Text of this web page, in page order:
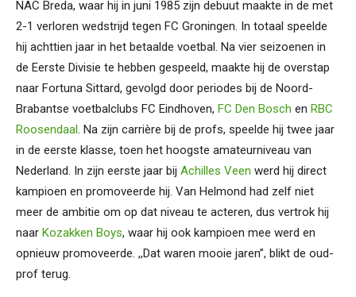
NAC Breda, waar hij in juni 1985 zijn debuut maakte in de met
2-1 verloren wedstrijd tegen FC Groningen. In totaal speelde
hij achttien jaar in het betaalde voetbal. Na vier seizoenen in
de Eerste Divisie te hebben gespeeld, maakte hij de overstap
naar Fortuna Sittard, gevolgd door periodes bij de Noord-
Brabantse voetbalclubs FC Eindhoven, FC Den Bosch en RBC
Roosendaal. Na zijn carrière bij de profs, speelde hij twee jaar
in de eerste klasse, toen het hoogste amateurniveau van
Nederland. In zijn eerste jaar bij Achilles Veen werd hij direct
kampioen en promoveerde hij. Van Helmond had zelf niet
meer de ambitie om op dat niveau te acteren, dus vertrok hij
naar Kozakken Boys, waar hij ook kampioen mee werd en
opnieuw promoveerde. ,,Dat waren mooie jaren’’, blikt de oud-
prof terug.